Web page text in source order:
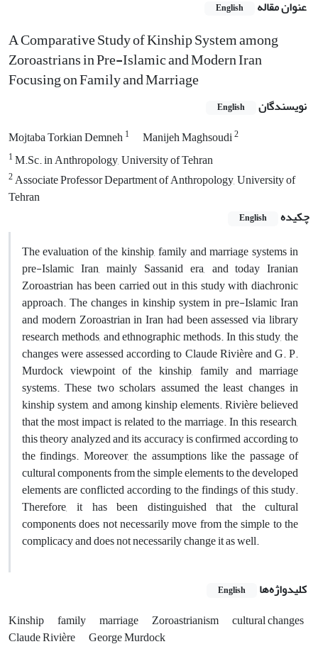
عنوان مقاله English
A Comparative Study of Kinship System among
Zoroastrians in Pre-Islamic and Modern Iran
Focusing on Family and Marriage
نویسندگان English
Mojtaba Torkian Demneh1 Manijeh Maghsoudi2
1M.Sc. in Anthropology, University of Tehran
2Associate Professor Department of Anthropology, University of
Tehran
چکیده
English
The evaluation of the kinship, family and marriage systems in
pre-Islamic Iran, mainly Sassanid era, and today Iranian
Zoroastrian has been carried out in this study with diachronic
approach. The changes in kinship system in pre-Islamic Iran
and modern Zoroastrian in Iran had been assessed via library
research methods, and ethnographic methods. In this study, the
changes were assessed according to Claude Rivière and G. P.
Murdock viewpoint of the kinship, family and marriage
systems. These two scholars assumed the least changes in
kinship system, and among kinship elements. Rivière believed
that the most impact is related to the marriage. In this research,
this theory analyzed and its accuracy is confirmed according to
the findings. Moreover, the assumptions like the passage of
cultural components from the simple elements to the developed
elements are conflicted according to the findings of this study.
Therefore, it has been distinguished that the cultural
components does not necessarily move from the simple to the
complicacy and does not necessarily change it as well.
کلیدواژه‌ها English
Kinship family marriage Zoroastrianism
cultural changes
Claude Rivière
George Murdock